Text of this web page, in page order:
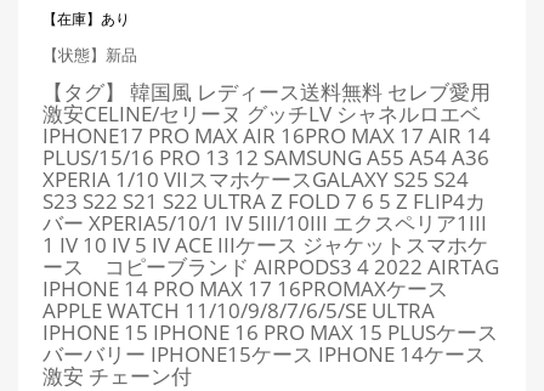
【在庫】あり
【状態】新品
【タグ】 韓国風 レディース送料無料 セレブ愛用
激安CELINE/セリーヌ グッチLV シャネルロエベ
IPHONE17 PRO MAX AIR 16PRO MAX 17 AIR 14
PLUS/15/16 PRO 13 12 SAMSUNG A55 A54 A36
XPERIA 1/10 VIIスマホケースGALAXY S25 S24
S23 S22 S21 S22 ULTRA Z FOLD 7 6 5 Z FLIP4カ
バー XPERIA5/10/1 IV 5III/10III エクスペリア1III
1 IV 10 IV 5 IV ACE IIIケース ジャケットスマホケ
ース コピーブランド AIRPODS3 4 2022 AIRTAG
IPHONE 14 PRO MAX 17 16PROMAXケース
APPLE WATCH 11/10/9/8/7/6/5/SE ULTRA
IPHONE 15 IPHONE 16 PRO MAX 15 PLUSケース
バーバリー IPHONE15ケース IPHONE 14ケース
激安 チェーン付